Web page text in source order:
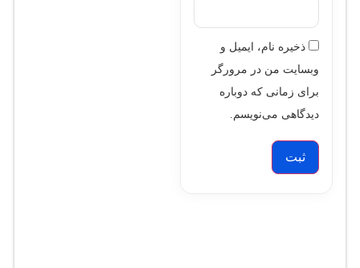
ذخیره نام، ایمیل و
وبسایت من در مرورگر
برای زمانی که دوباره
دیدگاهی می‌نویسم.